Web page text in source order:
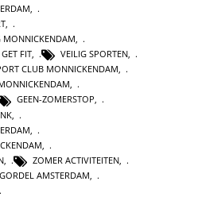
,
,
MONNICKENDAM,
GET FIT, VEILIG SPORTEN,
CLUB MONNICKENDAM,
,
GEEN-ZOMERSTOP,
ZOMER ACTIVITEITEN
AMSTERDAM